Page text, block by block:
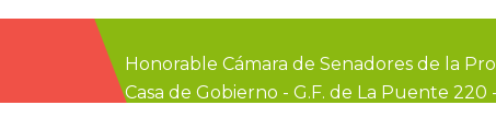
Honorable Cámara de Senadores de la
Casa de Gobierno - G.F. de La Puente 220 -